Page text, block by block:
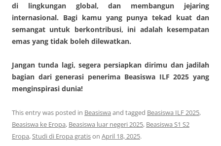
di lingkungan global, dan membangun jejaring
internasional. Bagi kamu yang punya tekad kuat dan
semangat untuk berkontribusi, ini adalah kesempatan
emas yang tidak boleh dilewatkan.
Jangan tunda lagi, segera persiapkan dirimu dan jadilah
bagian dari generasi penerima Beasiswa ILF 2025 yang
menginspirasi dunia!
This entry was posted in Beasiswa and tagged Beasiswa ILF 2025,
Beasiswa ke Eropa, Beasiswa luar negeri 2025, Beasiswa S1 S2
Eropa,Studi di Eropa gratison April 18, 2025.